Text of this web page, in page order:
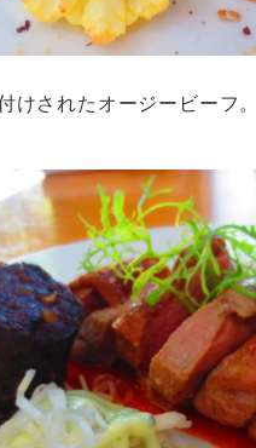
けされたオージービーフ